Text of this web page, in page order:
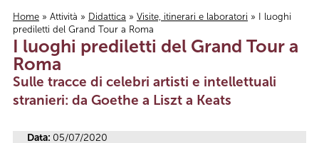
Tu sei qui
Home » Attività » Didattica » Visite, itinerari e laboratori » I luoghi
prediletti del Grand Tour a Roma
I luoghi prediletti del Grand Tour a
Roma
Sulle tracce di celebri artisti e intellettuali
stranieri: da Goethe a Liszt a Keats
Data: 05/07/2020